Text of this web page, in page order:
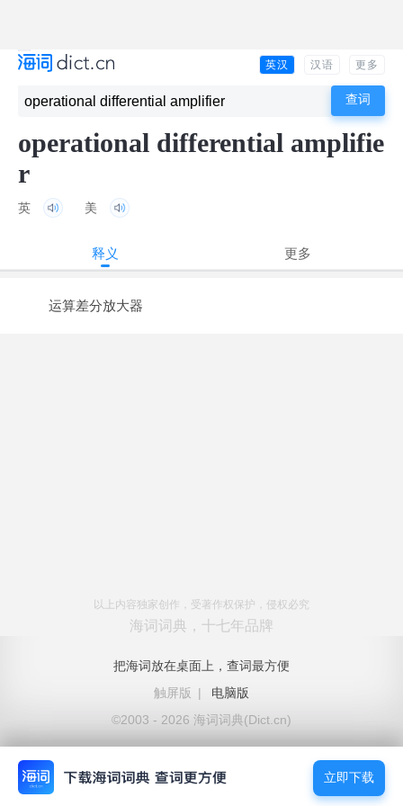
英汉 汉语 更多
operational differential amplifie
r
英 美
释义 更多
运算差分放大器
以上内容独家创作，受著作权保护，侵权必究
海词词典，十七年品牌
把海词放在桌面上，查词最方便
触屏版
|
电脑版
©2003 - 2026 海词词典(Dict.cn)
立即下载
立即下载